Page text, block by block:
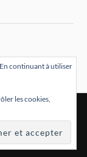
& THÈME PAR
continuant à utiliser
les cookies,